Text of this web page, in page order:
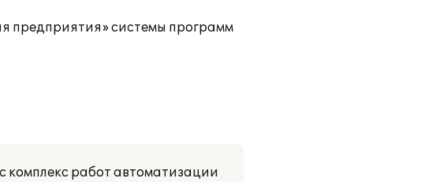
предприятия» системы программ
работ автоматизации